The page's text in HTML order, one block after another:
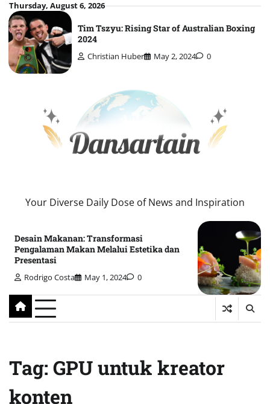
Skip
to
content
Thursday, August 6, 2026
Tim Tszyu: Rising Star of Australian Boxing
2024
Christian Huber May 2, 2024 0
Your Diverse Daily Dose of News and Inspiration
Desain Makanan: Transformasi
Pengalaman Makan Melalui Estetika dan
Presentasi
Rodrigo Costa May 1, 2024 0
Tag: GPU untuk kreator
konten